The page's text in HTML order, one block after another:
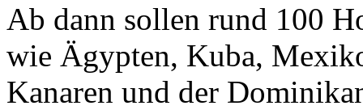
Ab dann sollen rund 100
wie Ägypten, Kuba,
Kanaren und der